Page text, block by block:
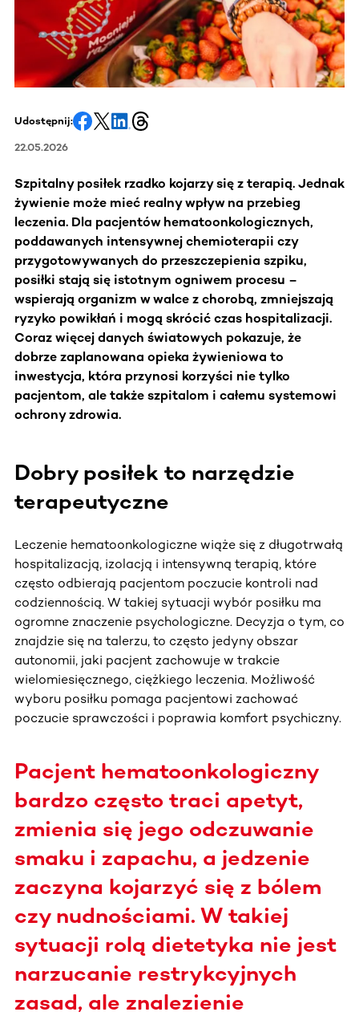
Udostępnij:
22.05.2026
Szpitalny posiłek rzadko kojarzy się z terapią. Jednak
żywienie może mieć realny wpływ na przebieg
leczenia. Dla pacjentów hematoonkologicznych,
poddawanych intensywnej chemioterapii czy
przygotowywanych do przeszczepienia szpiku,
posiłki stają się istotnym ogniwem procesu –
wspierają organizm w walce z chorobą, zmniejszają
ryzyko powikłań i mogą skrócić czas hospitalizacji.
Coraz więcej danych światowych pokazuje, że
dobrze zaplanowana opieka żywieniowa to
inwestycja, która przynosi korzyści nie tylko
pacjentom, ale także szpitalom i całemu systemowi
ochrony zdrowia.
Dobry posiłek to narzędzie
terapeutyczne
Leczenie hematoonkologiczne wiąże się z długotrwałą
hospitalizacją, izolacją i intensywną terapią, które
często odbierają pacjentom poczucie kontroli nad
codziennością. W takiej sytuacji wybór posiłku ma
ogromne znaczenie psychologiczne. Decyzja o tym, co
znajdzie się na talerzu, to często jedyny obszar
autonomii, jaki pacjent zachowuje w trakcie
wielomiesięcznego, ciężkiego leczenia. Możliwość
wyboru posiłku pomaga pacjentowi zachować
poczucie sprawczości i poprawia komfort psychiczny.
Pacjent hematoonkologiczny
bardzo często traci apetyt,
zmienia się jego odczuwanie
smaku i zapachu, a jedzenie
zaczyna kojarzyć się z bólem
czy nudnościami. W takiej
sytuacji rolą dietetyka nie jest
narzucanie restrykcyjnych
zasad, ale znalezienie